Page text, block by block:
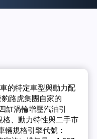
的特定車型與動力配
路虎集團自家的
缸渦輪增壓汽油引
、動力特性與二手市
輛規格引擎代號：